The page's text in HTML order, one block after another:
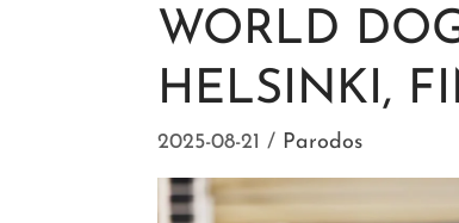
WORLD
HELSINKI,
2025-08-21 Parodos